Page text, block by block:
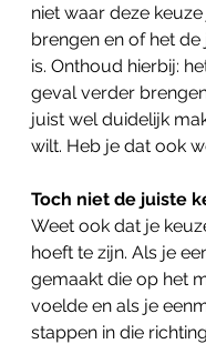
niet waar deze keuze
brengen en of het de
is. Onthoud hierbij:
geval verder
juist wel duidelijk
wilt. Heb je dat ook
Toch niet de juiste
Weet ook dat je
hoeft te zijn. Als je
gemaakt die op het
voelde en als je
stappen in die